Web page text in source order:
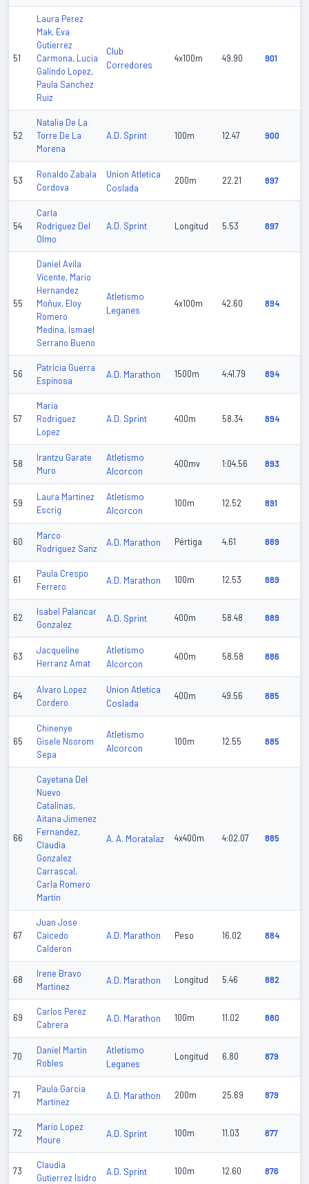
51
Laura Perez
Mak, Eva
Gutierrez
Carmona, Lucia
Galindo Lopez,
Paula Sanchez
Ruiz
Club
Corredores
4x100m 49.90 901
52
Natalia De La
Torre De La
Morena
A.D. Sprint 100m 12.47 900
53
Ronaldo Zabala
Cordova
Union Atletica
Coslada
200m 22.21 897
54
Carla
Rodriguez Del
Olmo
A.D. Sprint Longitud 5.53 897
55
Daniel Avila
Vicente, Mario
Hernandez
Moñux, Eloy
Romero
Medina, Ismael
Serrano Bueno
Atletismo
Leganes
4x100m 42.60 894
56
Patricia Guerra
Espinosa
A.D. Marathon 1500m 4:41.79 894
57
Maria
Rodriguez
Lopez
A.D. Sprint 400m 58.34 894
58
Irantzu Garate
Muro
Atletismo
Alcorcon
400mv 1:04.56 893
59
Laura Martinez
Escrig
Atletismo
Alcorcon
100m 12.52 891
60
Marco
Rodriguez Sanz
A.D. Marathon Pértiga 4.61 889
61
Paula Crespo
Ferrero
A.D. Marathon 100m 12.53 889
62
Isabel Palancar
Gonzalez
A.D. Sprint 400m 58.48 889
63
Jacqueline
Herranz Amat
Atletismo
Alcorcon
400m 58.58 886
64
Alvaro Lopez
Cordero
Union Atletica
Coslada
400m 49.56 885
65
Chinenye
Gisele Nsorom
Sepa
Atletismo
Alcorcon
100m 12.55 885
66
Cayetana Del
Nuevo
Catalinas,
Aitana Jimenez
Fernandez,
Claudia
Gonzalez
Carrascal,
Carla Romero
Martin
A. A. Moratalaz 4x400m 4:02.07 885
67
Juan Jose
Caicedo
Calderon
A.D. Marathon Peso 16.02 884
68
Irene Bravo
Martinez
A.D. Marathon Longitud 5.46 882
69
Carlos Perez
Cabrera
A.D. Marathon 100m 11.02 880
70
Daniel Martin
Robles
Atletismo
Leganes
Longitud 6.80 879
71
Paula Garcia
Martinez
A.D. Marathon 200m 25.69 879
72
Mario Lopez
Moure
A.D. Sprint 100m 11.03 877
73
Claudia
Gutierrez Isidro
A.D. Sprint 100m 12.60 876